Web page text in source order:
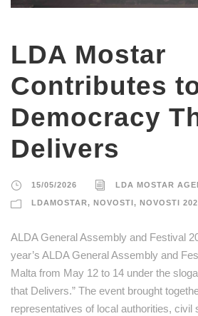
LDA Mostar
Contributes
Democracy
Delivers
15/05/2026 LDA MOSTAR
LDAMOSTAR, NOVOSTI, NOVOSTI
ALDA General Assembly and Festival
year’s ALDA General Assembly and
Malta from May 12 to 14 under the
that Delivers.” The event brought
representatives of local authorities, civil